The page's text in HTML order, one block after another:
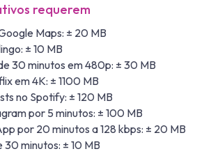
requerem
Maps: ± 20 MB
± 10 MB
30 minutos em 480p: ± 30 MB
em 4K: ± 1100 MB
no Spotify: ± 120 MB
por 5 minutos: ± 100 MB
por 20 minutos a 128 kbps: ± 20 MB
minutos: ± 10 MB